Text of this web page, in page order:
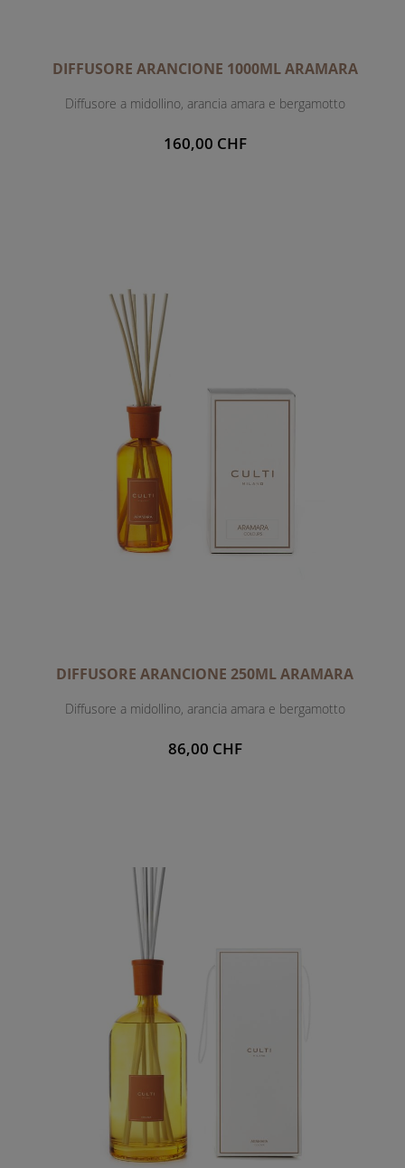
DIFFUSORE ARANCIONE 1000ML ARAMARA
Diffusore a midollino, arancia amara e bergamotto
160,00 CHF
DIFFUSORE ARANCIONE 250ML ARAMARA
Diffusore a midollino, arancia amara e bergamotto
86,00 CHF